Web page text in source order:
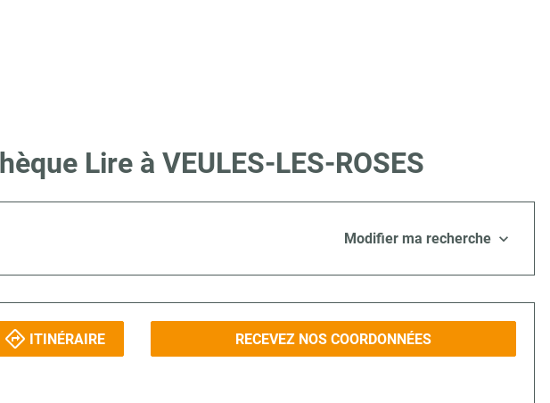
Lire à VEULES-LES-ROSES
Modifier ma recherche
ITINÉRAIRE RECEVEZ NOS COORDONNÉES